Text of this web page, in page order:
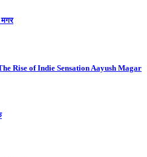
Rise of Indie Sensation Aayush Magar